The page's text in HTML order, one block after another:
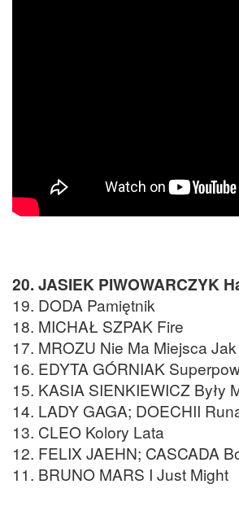
20. JASIEK PIWOWARCZYK
19. DODA Pamiętnik
18. MICHAŁ SZPAK Fire
17. MROZU Nie Ma Miejsca
16. EDYTA GÓRNIAK
15. KASIA SIENKIEWICZ Były
14. LADY GAGA; DOECHII
13. CLEO Kolory Lata
12. FELIX JAEHN; CASCADA
11. BRUNO MARS I Just Might